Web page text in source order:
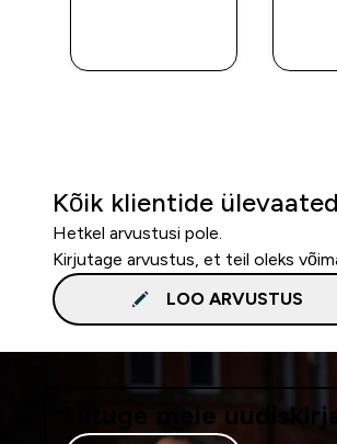
Kõik klientide ülevaated
Hetkel arvustusi pole.
Kirjutage arvustus, et teil oleks
LOO ARVUSTUS
Liituge meie